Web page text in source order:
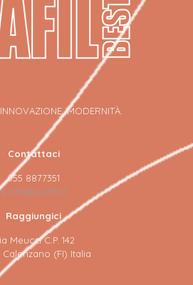
MODERNITÀ.
Contattaci
055 8877351
ecafil@ecafil.it
Raggiungici
Meucci C.P. 142
Calenzano (FI) Italia